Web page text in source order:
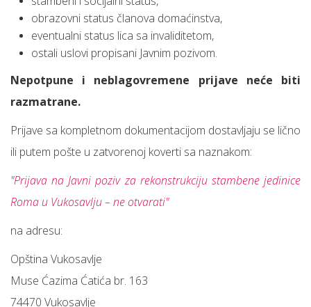
obrazovni status članova domaćinstva,
eventualni status lica sa invaliditetom,
ostali uslovi propisani Javnim pozivom.
Nepotpune i neblagovremene prijave neće biti
razmatrane.
Prijave sa kompletnom dokumentacijom dostavljaju se lično
ili putem pošte u zatvorenoj koverti sa naznakom:
"Prijava na Javni poziv za rekonstrukciju stambene jedinice
Roma u Vukosavlju – ne otvarati"
na adresu:
Opština Vukosavlje
Muse Ćazima Ćatića br. 163
74470 Vukosavlje